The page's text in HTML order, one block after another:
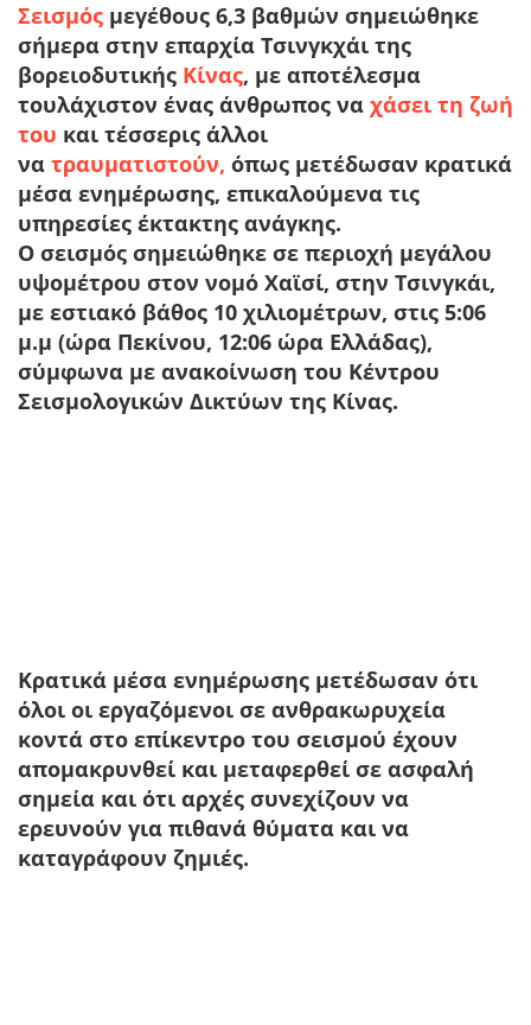
Σεισμός μεγέθους 6,3 βαθμών σημειώθηκε
σήμερα στην επαρχία Τσινγκχάι της
βορειοδυτικής Κίνας, με αποτέλεσμα
τουλάχιστον ένας άνθρωπος να χάσει τη ζωή
του και τέσσερις άλλοι
να τραυματιστούν, όπως μετέδωσαν κρατικά
μέσα ενημέρωσης, επικαλούμενα τις
υπηρεσίες έκτακτης ανάγκης.
Ο σεισμός σημειώθηκε σε περιοχή μεγάλου
υψομέτρου στον νομό Χαϊσί, στην Τσινγκάι,
με εστιακό βάθος 10 χιλιομέτρων, στις 5:06
μ.μ (ώρα Πεκίνου, 12:06 ώρα Ελλάδας),
σύμφωνα με ανακοίνωση του Κέντρου
Σεισμολογικών Δικτύων της Κίνας.
Κρατικά μέσα ενημέρωσης μετέδωσαν ότι
όλοι οι εργαζόμενοι σε ανθρακωρυχεία
κοντά στο επίκεντρο του σεισμού έχουν
απομακρυνθεί και μεταφερθεί σε ασφαλή
σημεία και ότι αρχές συνεχίζουν να
ερευνούν για πιθανά θύματα και να
καταγράφουν ζημιές.